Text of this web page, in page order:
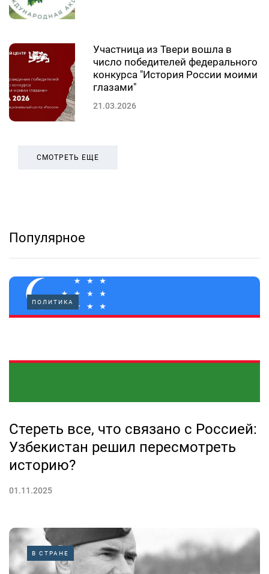
Участница из Твери вошла в
число победителей федерального
конкурса "История России моими
глазами"
21.03.2026
СМОТРЕТЬ ЕЩЕ
Популярное
ПОЛИТИКА
Стереть все, что связано с Россией:
Узбекистан решил пересмотреть
историю?
01.11.2025
В СТРАНЕ